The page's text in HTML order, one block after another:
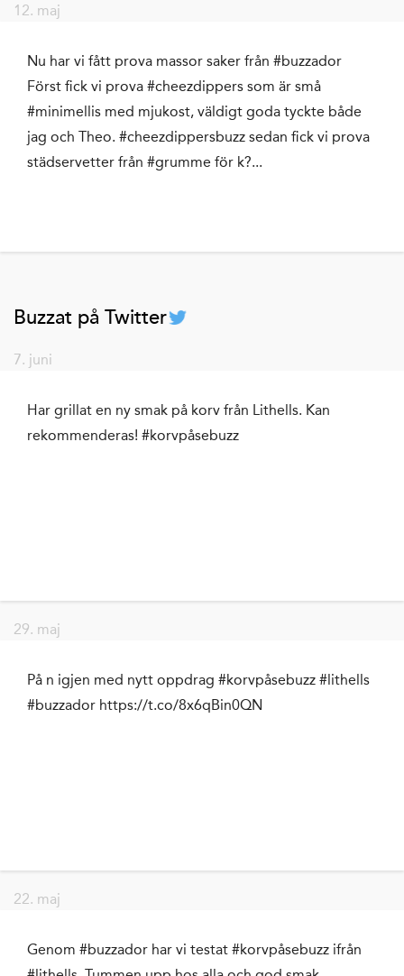
12. maj
Nu har vi fått prova massor saker från #buzzador
Först fick vi prova #cheezdippers som är små
#minimellis med mjukost, väldigt goda tyckte både
jag och Theo. #cheezdippersbuzz sedan fick vi prova
städservetter från #grumme för k?...
Buzzat på Twitter
7. juni
Har grillat en ny smak på korv från Lithells. Kan
rekommenderas! #korvpåsebuzz
29. maj
På n igjen med nytt oppdrag #korvpåsebuzz #lithells
#buzzador https://t.co/8x6qBin0QN
22. maj
Genom #buzzador har vi testat #korvpåsebuzz ifrån